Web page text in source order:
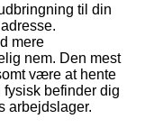
til din
mere
nem. Den mest
være at hente
befinder dig
arbejdslager.